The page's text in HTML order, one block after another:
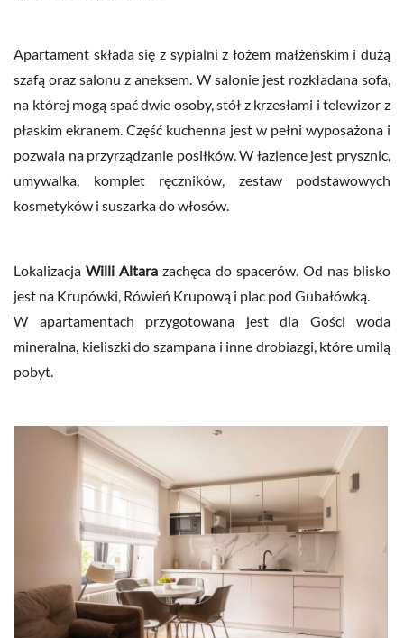
Apartament składa się z sypialni z łożem małżeńskim i dużą
szafą oraz salonu z aneksem. W salonie jest rozkładana sofa,
na której mogą spać dwie osoby, stół z krzesłami i telewizor z
płaskim ekranem. Część kuchenna jest w pełni wyposażona i
pozwala na przyrządzanie posiłków. W łazience jest prysznic,
umywalka, komplet ręczników, zestaw podstawowych
kosmetyków i suszarka do włosów.
Lokalizacja Willi Altara zachęca do spacerów. Od nas blisko
jest na Krupówki, Rówień Krupową i plac pod Gubałówką.
W apartamentach przygotowana jest dla Gości woda
mineralna, kieliszki do szampana i inne drobiazgi, które umilą
pobyt.